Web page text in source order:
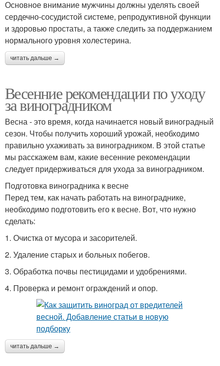
Основное внимание мужчины должны уделять своей
сердечно-сосудистой системе, репродуктивной функции
и здоровью простаты, а также следить за поддержанием
нормального уровня холестерина.
читать дальше →
Весенние рекомендации по уходу
за виноградником
Весна - это время, когда начинается новый виноградный
сезон. Чтобы получить хороший урожай, необходимо
правильно ухаживать за виноградником. В этой статье
мы расскажем вам, какие весенние рекомендации
следует придерживаться для ухода за виноградником.
Подготовка виноградника к весне
Перед тем, как начать работать на винограднике,
необходимо подготовить его к весне. Вот, что нужно
сделать:
1. Очистка от мусора и засорителей.
2. Удаление старых и больных побегов.
3. Обработка почвы пестицидами и удобрениями.
4. Проверка и ремонт ограждений и опор.
читать дальше →